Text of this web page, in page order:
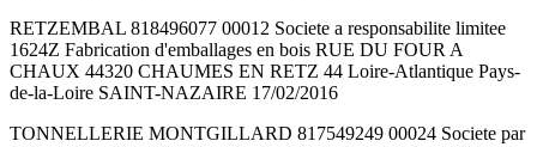
RETZEMBAL 818496077 00012 Societe a responsabilite limitee
1624Z Fabrication d'emballages en bois RUE DU FOUR A
CHAUX 44320 CHAUMES EN RETZ 44 Loire-Atlantique Pays-
de-la-Loire SAINT-NAZAIRE 17/02/2016
TONNELLERIE MONTGILLARD 817549249 00024 Societe par